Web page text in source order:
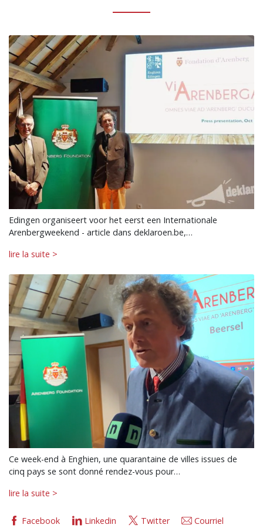
Edingen organiseert voor het eerst een Internationale
Arenbergweekend - article dans deklaroen.be,…
lire la suite >
Ce week-end à Enghien, une quarantaine de villes issues de
cinq pays se sont donné rendez-vous pour…
lire la suite >
Facebook Linkedin Twitter Courriel